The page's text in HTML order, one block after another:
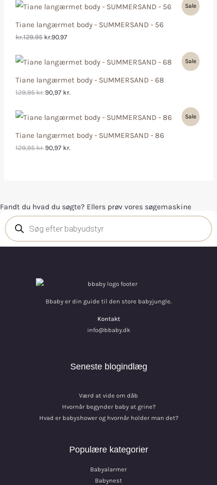
Tiane langærmet body - SUMMERSAND - 56
Sale
kr.129.95 kr.90.97
Tiane langærmet body - SUMMERSAND - 68
Sale
129,95kr. 90,97 kr.
Tiane langærmet body - SUMMERSAND - 86
Sale
129,95kr. 90,97 kr.
Fandt du hvad du søgte? Ellers prøv vores søgemaskine
Bbaby er din guide til den store babyjungle.
Kontakt
info@bbaby.dk
Seneste blogindlæg
Værd at vide om dåb
Hvornår begynder baby at grine?
Hvad er babyshower og hvornår holder man det?
Populære kategorier
Babyalarmer
Babynest